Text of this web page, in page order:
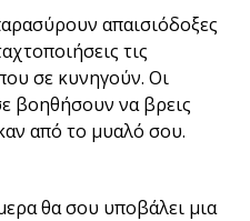
απαισιόδοξες
τις
σε κυνηγούν. Οι
βοηθήσουν να βρεις
από το μυαλό σου.
θα σου υποβάλει μια